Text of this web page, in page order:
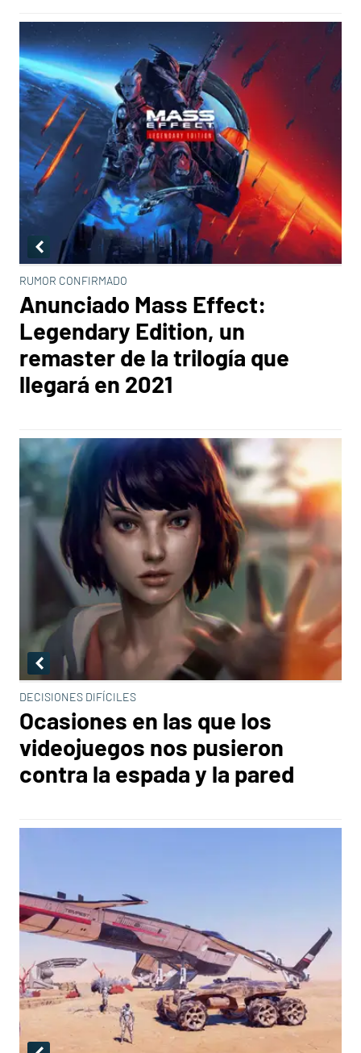
RUMOR CONFIRMADO
Anunciado Mass Effect:
Legendary Edition, un
remaster de la trilogía que
llegará en 2021
DECISIONES DIFÍCILES
Ocasiones en las que los
videojuegos nos pusieron
contra la espada y la pared